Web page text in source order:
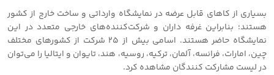
بسیاری از کاهای قابل عرضه در نمایشگاه وارداتی و ساخت خارج از کشور
هستند؛ بنابراین غرفه داران و شرکت‌کننده‌های خارجی متعدد در این
نمایشگاه حاضر هستند. اسامی بیش از ٢٥ شرکت از کشورهای مختلف
چین، امارات، فرانسه، آلمان، ترکیه، روسیه، هند، تایوان و ایتالیا را می‌توان
در لیست مشارکت کنندگان مشاهده کرد.